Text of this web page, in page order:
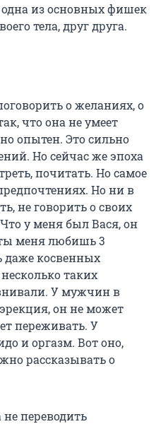
из основных фишек
тела, друг друга.
о желаниях, о
что она не умеет
опытен. Это сильно
Но сейчас же эпоха
почитать. Но самое
Но ни в
не говорить о своих
у меня был Вася, он
меня любишь 3
косвенных
таких
У мужчин в
он не может
переживать. У
и оргазм. Вот оно,
рассказывать о
переводить